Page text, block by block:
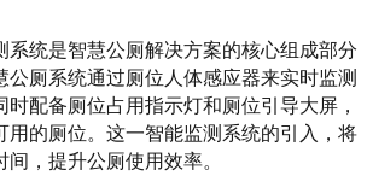
系统是智慧公厕解决方案的核心组成部分
公厕系统通过厕位人体感应器来实时监测
配备厕位占用指示灯和厕位引导大屏，
用的厕位。这一智能监测系统的引入，将
，提升公厕使用效率。